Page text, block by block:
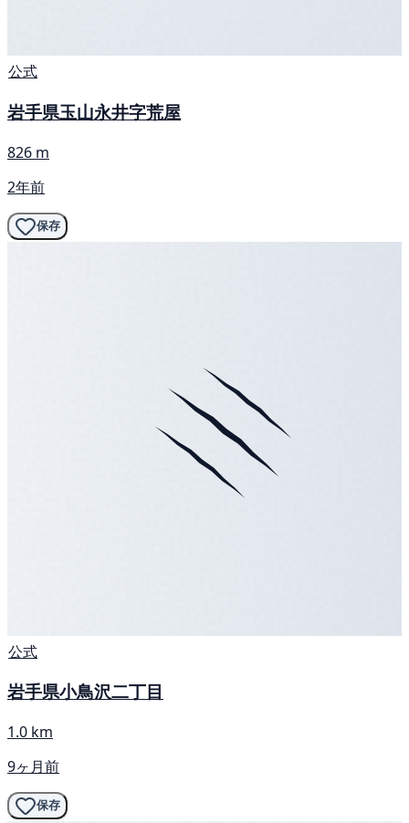
公式
岩手県玉山永井字荒屋
826 m
2年前
保存
公式
岩手県小鳥沢二丁目
1.0 km
9ヶ月前
保存